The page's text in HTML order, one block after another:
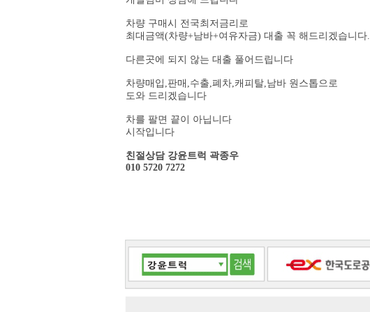
차량 구매시 전국최저금리로
최대금액(차량+남바+여유자금) 대출 꼭 해드리겠습니다.
다른곳에 되지 않는 대출 풀어드립니다
차량매입,판매,수출,폐차,캐피탈,남바 원스톱으로
도와 드리겠습니다
차를 팔면 끝이 아닙니다
시작입니다
친절상담 강윤트럭 곽종우
010 5720 7272